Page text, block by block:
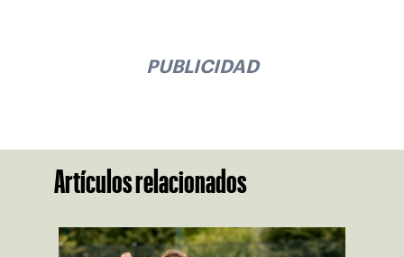
PUBLICIDAD
Artículos relacionados